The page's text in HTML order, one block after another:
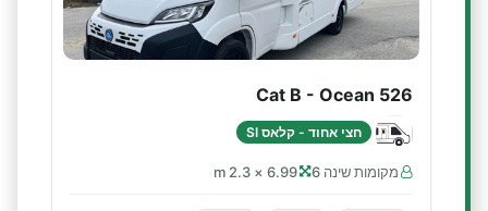
Cat B - Ocean 526
חצי אחוד - קלאס SI
מקומות שינה 6 6.99 × 2.3 m